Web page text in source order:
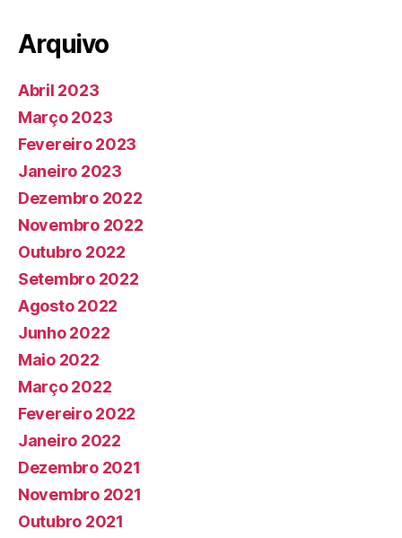
Arquivo
Abril 2023
Março 2023
Fevereiro 2023
Janeiro 2023
Dezembro 2022
Novembro 2022
Outubro 2022
Setembro 2022
Agosto 2022
Junho 2022
Maio 2022
Março 2022
Fevereiro 2022
Janeiro 2022
Dezembro 2021
Novembro 2021
Outubro 2021